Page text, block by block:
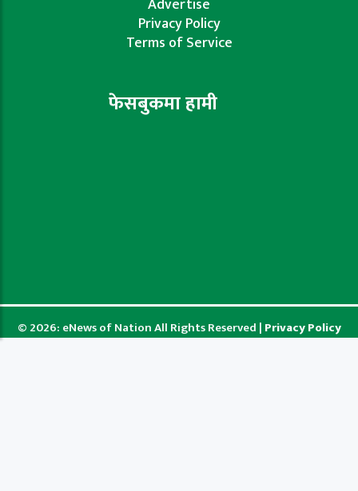
Privacy Policy
Terms of Service
फेसबुकमा हामी
© 2026: eNews of Nation All Rights Reserved | Privacy Policy